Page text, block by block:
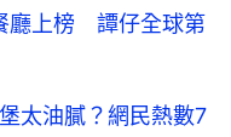
廳上榜 譚仔全球第
太油膩？網民熱數7